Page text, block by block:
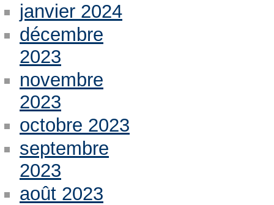
janvier 2024
décembre
2023
novembre
2023
octobre 2023
septembre
2023
août 2023